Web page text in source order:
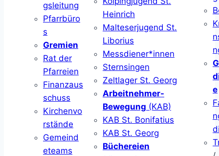
gsleitung
Pfarrbüro
s
Gremien
Rat der
Pfarreien
Finanzaus
schuss
Kirchenvo
rstände
Gemeind
eteams
Heinrich
Malteserjugend St.
Liborius
Messdiener*innen
Sternsingen
Zeltlager St. Georg
Arbeitnehmer-
Bewegung (KAB)
KAB St. Bonifatius
KAB St. Georg
Büchereien
e